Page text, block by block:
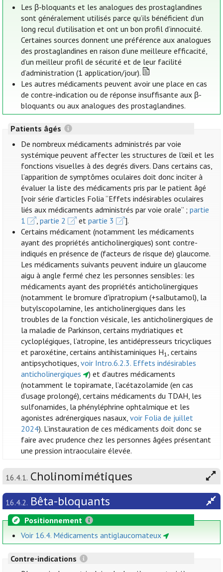
Les β-bloquants et les analogues des prostaglandines
sont généralement utilisés parce qu’ils bénéficient d’un
long recul d’utilisation et ont un bon profil d’innocuité.
Certaines sources donnent une préférence aux analogues
des prostaglandines en raison d’une meilleure efficacité,
d’un meilleur profil de sécurité et de leur facilité
d’administration (1 application/jour).
Les autres médicaments peuvent avoir une place en cas
de contre-indication ou de réponse insuffisante aux β-
bloquants ou aux analogues des prostaglandines.
Patients âgés
De nombreux médicaments administrés par voie
systémique peuvent affecter les structures de l'œil et les
fonctions visuelles à des degrés divers. Dans certains cas,
l’apparition de symptômes oculaires doit donc inciter à
évaluer la liste des médicaments pris par le patient âgé
[voir série d’articles Folia “Effets indésirables oculaires
liés aux médicaments administrés par voie orale” ;partie
1
,partie 2 etpartie 3
].
Certains médicament (notamment les médicaments
ayant des propriétés anticholinergiques) sont contre-
indiqués en présence de (facteurs de risque de) glaucome.
Les médicaments suivants peuvent induire un glaucome
aigu à angle fermé chez les personnes sensibles: les
médicaments ayant des propriétés anticholinergiques
(notamment le bromure d'ipratropium (+salbutamol), la
butylscopolamine, les anticholinergiques dans les
troubles de la fonction vésicale, les anticholinergiques de
la maladie de Parkinson, certains mydriatiques et
cycloplégiques, l’atropine, les antidépresseurs tricycliques
et paroxétine, certains antihistaminiques H1, certains
antipsychotiques,voir Intro.6.2.3. Effets indésirables
anticholinergiques
) et d’autres médicaments
(notamment le topiramate, l’acétazolamide (en cas
d’usage prolongé), certains médicaments du TDAH, les
sulfonamides, la phényléphrine ophtalmique et les
agonistes adrénergiques nasaux,voir Folia de juillet
2024). L’instauration de ces médicaments doit donc se
faire avec prudence chez les personnes âgées présentant
une pression intraoculaire élevée.
16.4.1. Cholinomimétiques
16.4.2. Bêta-bloquants
Positionnement
Voir 16.4. Médicaments antiglaucomateux
Contre-indications